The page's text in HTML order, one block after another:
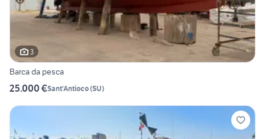
3
Barca da pesca
25.000 €Sant'Antioco(SU)